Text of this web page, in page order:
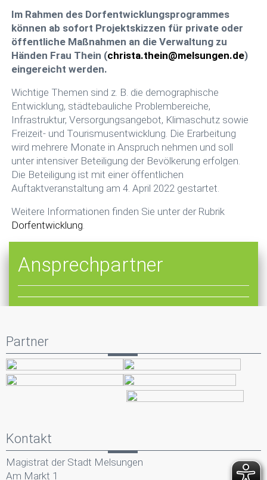
Im Rahmen des Dorfentwicklungsprogrammes
können ab sofort Projektskizzen für private oder
öffentliche Maßnahmen an die Verwaltung zu
Händen Frau Thein (christa.thein@melsungen.de)
eingereicht werden.
Wichtige Themen sind z. B. die demographische
Entwicklung, städtebauliche Problembereiche,
Infrastruktur, Versorgungsangebot, Klimaschutz sowie
Freizeit- und Tourismusentwicklung. Die Erarbeitung
wird mehrere Monate in Anspruch nehmen und soll
unter intensiver Beteiligung der Bevölkerung erfolgen.
Die Beteiligung ist mit einer öffentlichen
Auftaktveranstaltung am 4. April 2022 gestartet.
Weitere Informationen finden Sie unter der Rubrik
Dorfentwicklung.
Ansprechpartner
Partner
Kontakt
Magistrat der Stadt Melsungen
Am Markt 1